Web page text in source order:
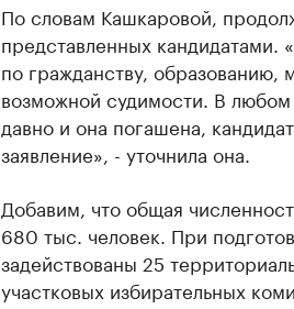
По словам Кашкаровой,
представленных
по гражданству,
возможной судимости. В
давно и она погашена,
заявление», - уточнила она.
Добавим, что общая
680 тыс. человек. При
задействованы 25
участковых избирательных